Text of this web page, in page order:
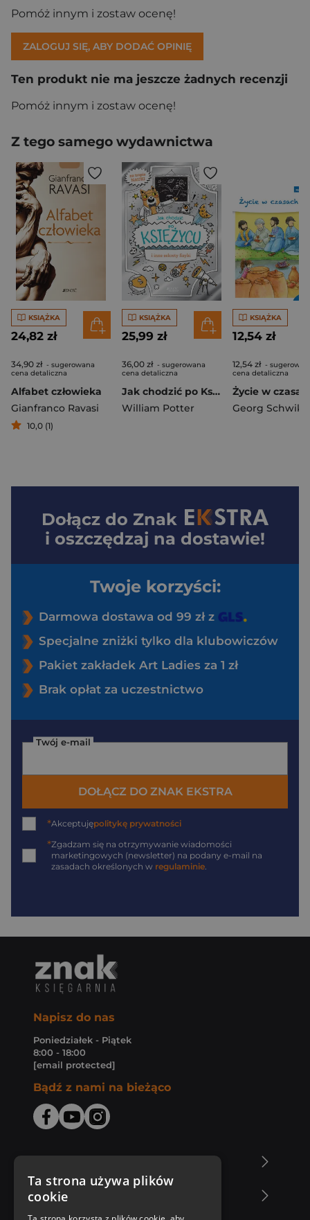
Pomóż innym i zostaw ocenę!
ZALOGUJ SIĘ, ABY DODAĆ OPINIĘ
Ten produkt nie ma jeszcze żadnych recenzji
Pomóż innym i zostaw ocenę!
Z tego samego wydawnictwa
KSIĄŻKA
24,82 zł
34,90 zł - sugerowana
cena detaliczna
Alfabet człowieka
Gianfranco Ravasi
10,0 (1)
KSIĄŻKA
25,99 zł
36,00 zł - sugerowana
cena detaliczna
Jak chodzić po Księżycu i inne sekrety fizyki
William Potter
KSIĄŻKA
12,54 zł
12,54 zł -
cena detaliczna
Georg
Dołącz do Znak
i oszczędzaj na dostawie!
Twoje korzyści:
Darmowa dostawa od 99 zł z
Specjalne zniżki tylko dla klubowiczów
Pakiet zakładek Art Ladies za 1 zł
Brak opłat za uczestnictwo
Twój e-mail
DOŁĄCZ DO ZNAK EKSTRA
*Akceptujępolitykę prywatności
*Zgadzam się na otrzymywanie wiadomości
marketingowych (newsletter) na podany e-mail na
zasadach określonych w regulaminie.
Napisz do nas
Poniedziałek - Piątek
8:00 - 18:00
[email protected]
Bądź z nami na bieżąco
Zakupy u nas
Ta strona używa plików
cookie